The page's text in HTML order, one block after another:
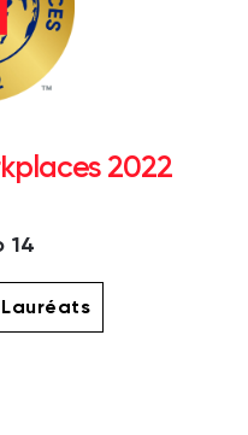
2022
14